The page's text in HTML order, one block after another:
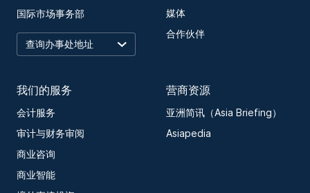
国际市场事务部
媒体
合作伙伴
我们的服务
会计服务
审计与财务审阅
商业咨询
商业智能
营商资源
亚洲简讯（Asia Briefing）
Asiapedia